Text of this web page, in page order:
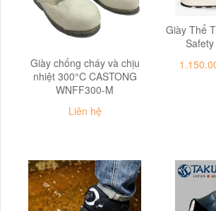
Giày chống cháy và chịu
nhiệt 300°C CASTONG
WNFF300-M
Liên hệ
Giày Thể